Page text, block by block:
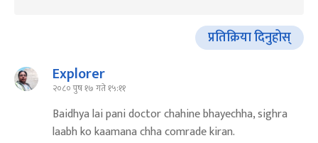
प्रतिक्रिया दिनुहोस्
Explorer
२०८० पुष १७ गते १५:११
Baidhya lai pani doctor chahine bhayechha, sighra
laabh ko kaamana chha comrade kiran.